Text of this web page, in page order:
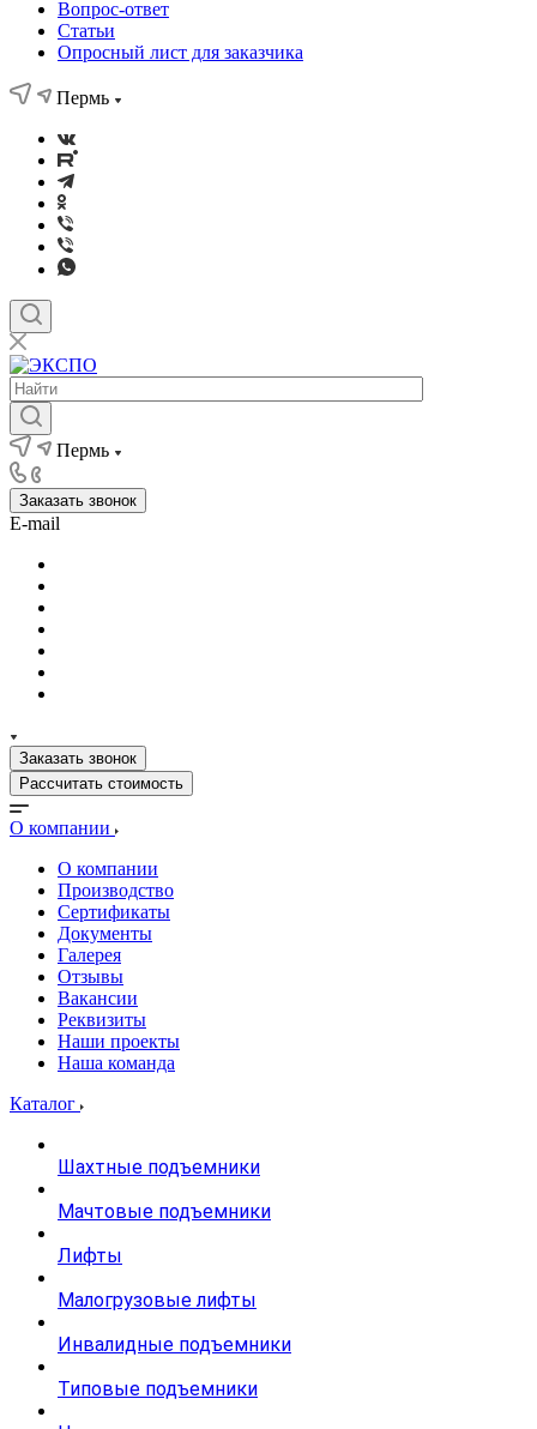
Вопрос-ответ
Статьи
Опросный лист для заказчика
Пермь
Пермь
Заказать звонок
E-mail
Заказать звонок
Рассчитать стоимость
О компании
О компании
Производство
Сертификаты
Документы
Галерея
Отзывы
Вакансии
Реквизиты
Наши проекты
Наша команда
Каталог
Шахтные подъемники
Мачтовые подъемники
Лифты
Малогрузовые лифты
Инвалидные подъемники
Типовые подъемники